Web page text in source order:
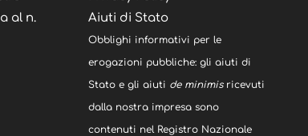
al n.
Aiuti di Stato
Obblighi informativi per le
erogazioni pubbliche: gli aiuti di
Stato e gli aiuti de minimisricevuti
dalla nostra impresa sono
contenuti nel Registro Nazionale